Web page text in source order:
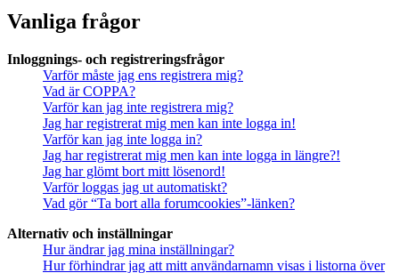
Vanliga frågor
Inloggnings- och registreringsfrågor
Varför måste jag ens registrera mig?
Vad är COPPA?
Varför kan jag inte registrera mig?
Jag har registrerat mig men kan inte logga in!
Varför kan jag inte logga in?
Jag har registrerat mig men kan inte logga in längre?!
Jag har glömt bort mitt lösenord!
Varför loggas jag ut automatiskt?
Vad gör “Ta bort alla forumcookies”-länken?
Alternativ och inställningar
Hur ändrar jag mina inställningar?
Hur förhindrar jag att mitt användarnamn visas i listorna över